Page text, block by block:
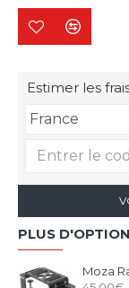
Estimer les
PLUS